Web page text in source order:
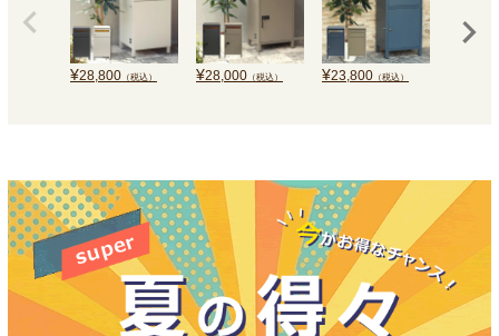
¥28,800 （税込） ¥28,000 （税込） ¥23,800 （税込）